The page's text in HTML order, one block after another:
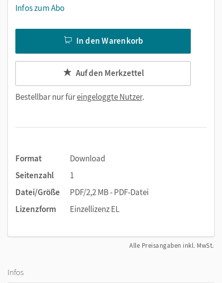
Infos zum Abo
In den Warenkorb
Auf den Merkzettel
Bestellbar nur füreingeloggte Nutzer.
Format
Download
Seitenzahl
1
Datei/Größe
PDF/2,2 MB - PDF-Datei
Lizenzform
Einzellizenz EL
Alle Preisangaben inkl. MwSt.
Infos